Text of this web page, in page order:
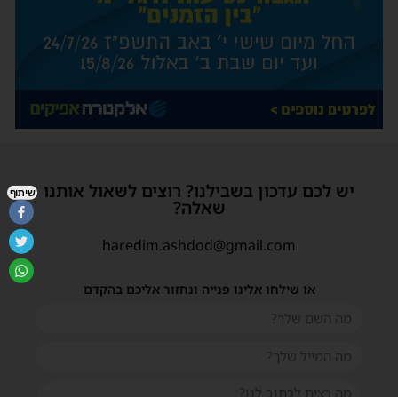
יש לכם עדכון בשבילנו? רוצים לשאול אותנו
שאלה?
haredim.ashdod@gmail.com
או שילחו אלינו פנייה ונחזור אליכם בהקדם
שיתוף